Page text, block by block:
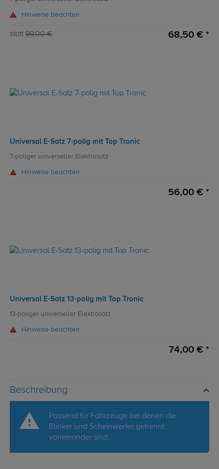
Hinweise beachten
statt 99,00 € 68,50 € *
Universal E-Satz 7-polig mit Top Tronic
7-poliger universeller Elektrosatz
Hinweise beachten
56,00 € *
Universal E-Satz 13-polig mit Top Tronic
13-poliger universeller Elektrosatz
Hinweise beachten
74,00 € *
Beschreibung
Passend für Fahrzeuge bei denen die
Blinker und Scheinwerfer getrennt
voneinander sind.